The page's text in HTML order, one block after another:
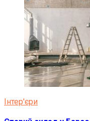
Інтер'єри